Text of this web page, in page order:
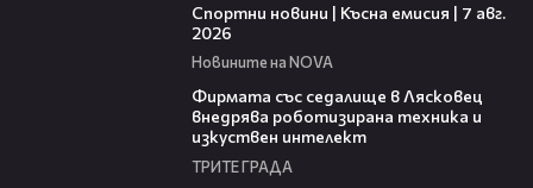
Спортни новини | Късна емисия | 7 авг.
2026
Новините на NOVA
Фирмата със седалище в Лясковец
внедрява роботизирана техника и
изкуствен интелект
ТРИТЕ ГРАДА